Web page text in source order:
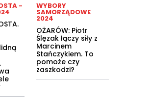
- WYBORY
SAMORZĄDOWE
2024
OŻARÓW: Piotr
Ślęzak łączy siły z
Marcinem
Stańczykiem. To
pomoże czy
zaszkodzi?